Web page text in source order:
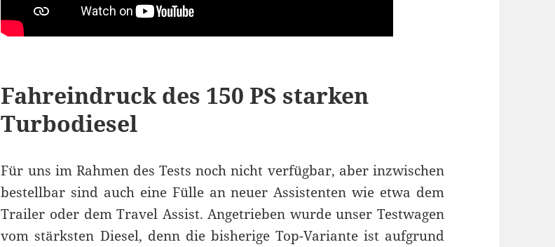
Fahreindruck des 150 PS starken
Turbodiesel
Für uns im Rahmen des Tests noch nicht verfügbar, aber inzwischen
bestellbar sind auch eine Fülle an neuer Assistenten wie etwa dem
Trailer oder dem Travel Assist. Angetrieben wurde unser Testwagen
vom stärksten Diesel, denn die bisherige Top-Variante ist aufgrund